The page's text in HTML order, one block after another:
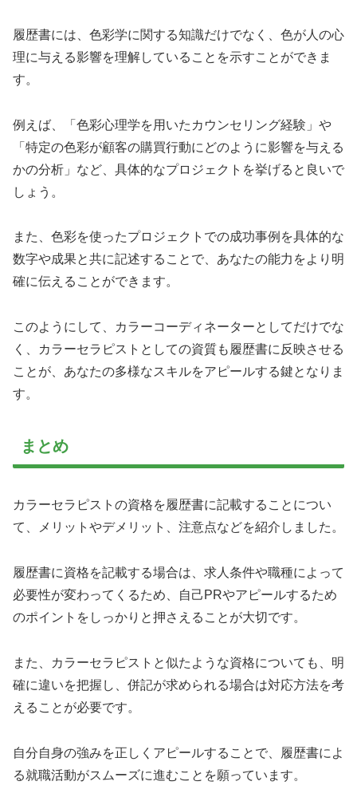
履歴書には、色彩学に関する知識だけでなく、色が人の心
理に与える影響を理解していることを示すことができま
す。
例えば、「色彩心理学を用いたカウンセリング経験」や
「特定の色彩が顧客の購買行動にどのように影響を与える
かの分析」など、具体的なプロジェクトを挙げると良いで
しょう。
また、色彩を使ったプロジェクトでの成功事例を具体的な
数字や成果と共に記述することで、あなたの能力をより明
確に伝えることができます。
このようにして、カラーコーディネーターとしてだけでな
く、カラーセラピストとしての資質も履歴書に反映させる
ことが、あなたの多様なスキルをアピールする鍵となりま
す。
まとめ
カラーセラピストの資格を履歴書に記載することについ
て、メリットやデメリット、注意点などを紹介しました。
履歴書に資格を記載する場合は、求人条件や職種によって
必要性が変わってくるため、自己PRやアピールするため
のポイントをしっかりと押さえることが大切です。
また、カラーセラピストと似たような資格についても、明
確に違いを把握し、併記が求められる場合は対応方法を考
えることが必要です。
自分自身の強みを正しくアピールすることで、履歴書によ
る就職活動がスムーズに進むことを願っています。